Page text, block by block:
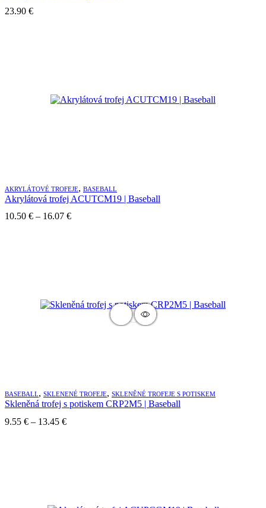
23.90 €
AKRYLÁTOVÉ TROFEJE, BASEBALL
Akrylátová trofej ACUTCM19 | Baseball
10.50 € – 16.07 €Price
BASEBALL, SKLENENÉ TROFEJE, SKLENĚNÉ TROFEJE S POTISKEM
Skleněná trofej s potiskem CRP2M5 | Baseball
9.55 € – 13.45 €Price